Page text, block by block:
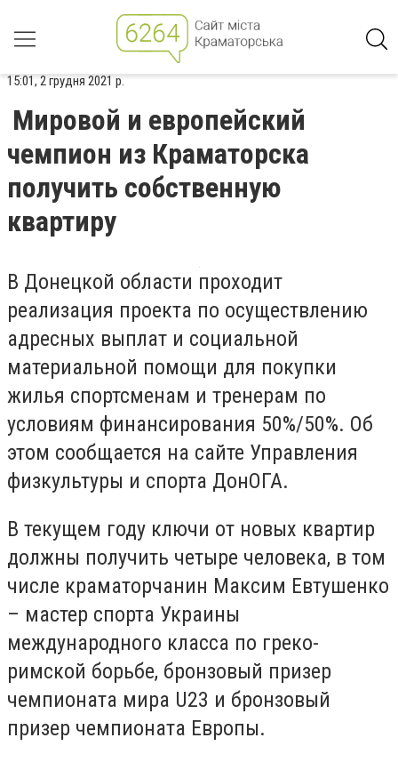
15:01, 2 грудня 2021 р.
Мировой и европейский
чемпион из Краматорска
получить собственную
квартиру
В Донецкой области проходит
реализация проекта по осуществлению
адресных выплат и социальной
материальной помощи для покупки
жилья спортсменам и тренерам по
условиям финансирования 50%/50%. Об
этом сообщается на сайте Управления
физкультуры и спорта ДонОГА.
В текущем году ключи от новых квартир
должны получить четыре человека, в том
числе краматорчанин Максим Евтушенко
– мастер спорта Украины
международного класса по греко-
римской борьбе, бронзовый призер
чемпионата мира U23 и бронзовый
призер чемпионата Европы.